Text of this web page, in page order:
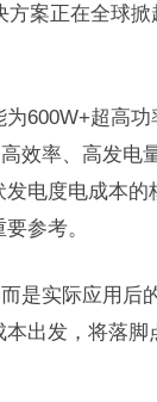
方案正在全球
600W+超高功
效率、高发电
电度电成本的
参考。
是实际应用后
出发，将落脚